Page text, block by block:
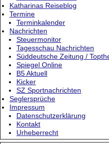
Katharinas Reiseblog
Termine
Terminkalender
Nachrichten
Steuermonitor
Tagesschau Nachrichten
Süddeutsche Zeitung /
Spiegel Online
B5 Aktuell
Kicker
SZ Sportnachrichten
Seglersprüche
Impressum
Datenschutzerklärung
Kontakt
Urheberrecht